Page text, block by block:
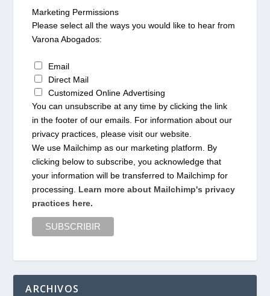
Marketing Permissions
Please select all the ways you would like to hear from
Varona Abogados:
Email
Direct Mail
Customized Online Advertising
You can unsubscribe at any time by clicking the link
in the footer of our emails. For information about our
privacy practices, please visit our website.
We use Mailchimp as our marketing platform. By
clicking below to subscribe, you acknowledge that
your information will be transferred to Mailchimp for
processing. Learn more about Mailchimp's privacy
practices here.
ARCHIVOS